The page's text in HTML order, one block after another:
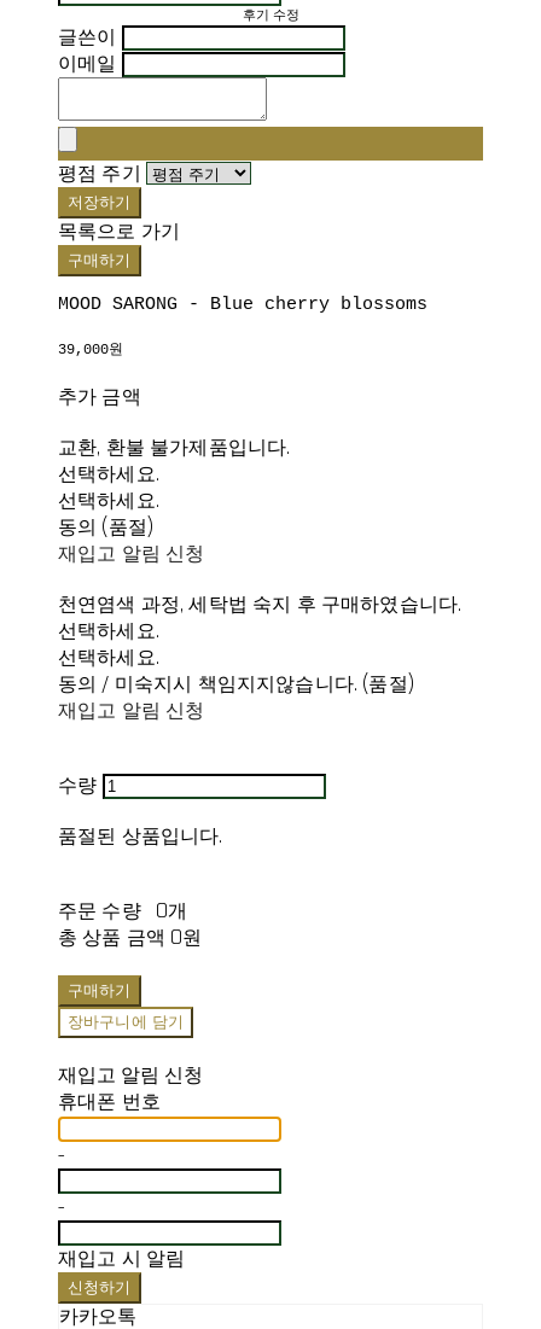
후기 수정
글쓴이
이메일
평점 주기
저장하기
목록으로 가기
구매하기
MOOD SARONG - Blue cherry blossoms
39,000원
추가 금액
교환, 환불 불가제품입니다.
선택하세요.
선택하세요.
동의 (품절)
재입고 알림 신청
천연염색 과정, 세탁법 숙지 후 구매하였습니다.
선택하세요.
선택하세요.
동의 / 미숙지시 책임지지않습니다. (품절)
재입고 알림 신청
수량
품절된 상품입니다.
주문 수량
0개
총 상품 금액 0원
구매하기
장바구니에 담기
재입고 알림 신청
휴대폰 번호
-
-
재입고 시 알림
신청하기
카카오톡